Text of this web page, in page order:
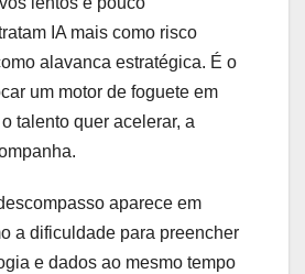
IA mais como risco
alavanca estratégica. É o
um motor de foguete em
talento quer acelerar, a
aparece em
a dificuldade para preencher
e dados ao mesmo tempo